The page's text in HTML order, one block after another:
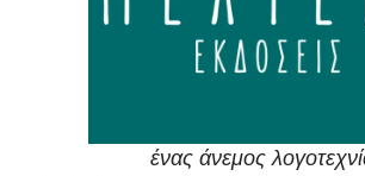
ένας άνεμος